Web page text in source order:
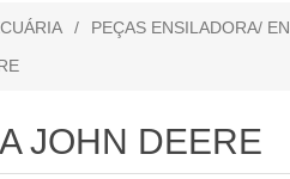
/ PEÇAS ENSILADORA/
JOHN DEERE